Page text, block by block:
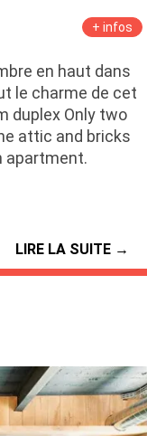
+ infos
en haut dans
le charme de cet
duplex Only two
attic and bricks
apartment.
LIRE LA SUITE →